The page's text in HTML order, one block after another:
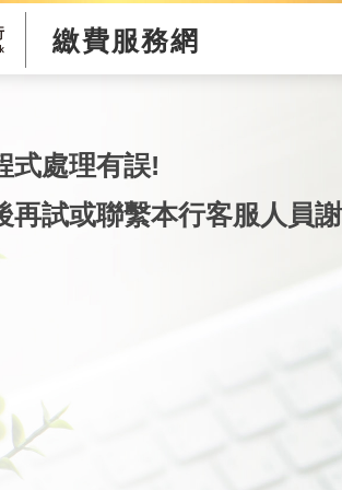
繳費服務網
式處理有誤!
再試或聯繫本行客服人員